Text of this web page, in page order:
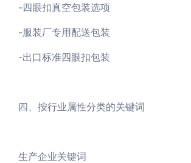
-四眼扣真空包装选项
-服装厂专用配送包装
-出口标准四眼扣包装
四、按行业属性分类的关键词
生产企业关键词